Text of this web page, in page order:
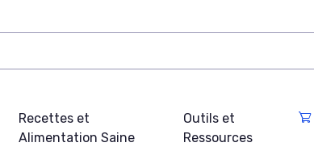
Recettes et
Alimentation Saine
Outils et
Ressources